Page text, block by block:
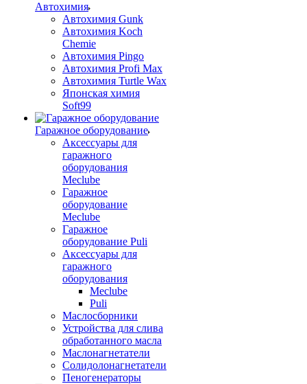
Автохимия
Автохимия Gunk
Автохимия Koch
Chemie
Автохимия Pingo
Автохимия Profi Max
Автохимия Turtle Wax
Японская химия
Soft99
Гаражное оборудование
Аксессуары для
гаражного
оборудования
Meclube
Гаражное
оборудование
Meclube
Гаражное
оборудование Puli
Аксессуары для
гаражного
оборудования
Meclube
Puli
Маслосборники
Устройства для слива
обработанного масла
Маслонагнетатели
Солидолонагнетатели
Пеногенераторы